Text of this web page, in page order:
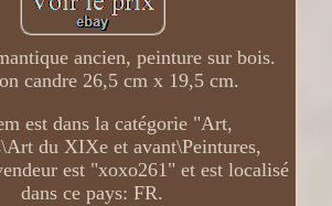
ancien, peinture sur bois.
candre 26,5 cm x 19,5 cm.
est dans la catégorie "Art,
du XIXe et avant\Peintures,
est "xoxo261" et est localisé
dans ce pays: FR.